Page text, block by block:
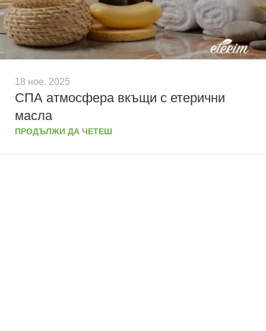
18 ное. 2025
СПА атмосфера вкъщи с етерични
масла
ПРОДЪЛЖИ ДА ЧЕТЕШ